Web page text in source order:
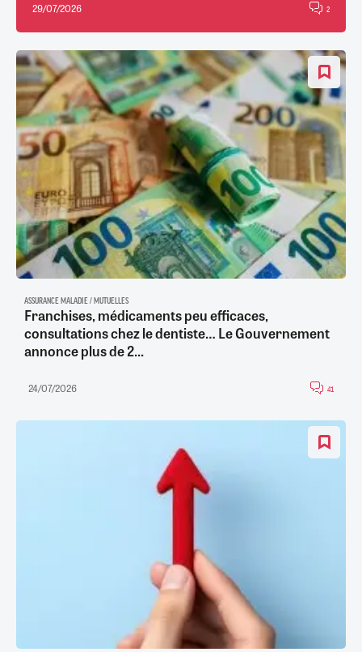
29/07/2026 2
ASSURANCE MALADIE / MUTUELLES
Franchises, médicaments peu efficaces,
consultations chez le dentiste… Le Gouvernement
annonce plus de 2...
24/07/2026 41